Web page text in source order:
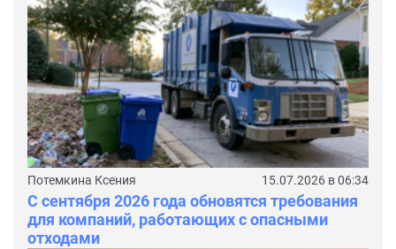
Потемкина Ксения 15.07.2026 в 06:34
С сентября 2026 года обновятся требования
для компаний, работающих с опасными
отходами